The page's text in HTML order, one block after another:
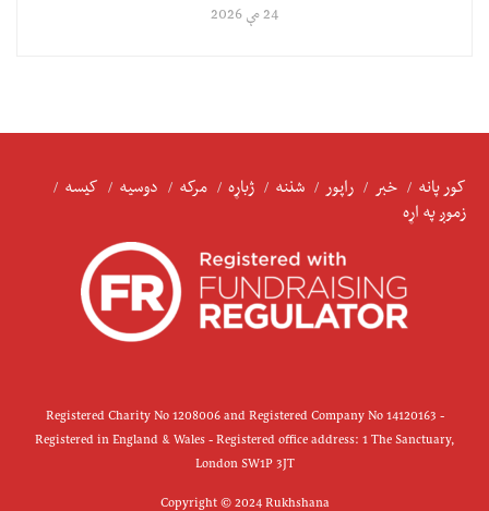
24 مې 2026
کور پانه خبر راپور شننه ژباړه مرکه دوسیه
کیسه
زموږ په اړه
Registered Charity No 1208006 and Registered Company No 14120163 -
Registered in England & Wales - Registered office address: 1 The Sanctuary,
London SW1P 3JT
Copyright © 2024 Rukhshana